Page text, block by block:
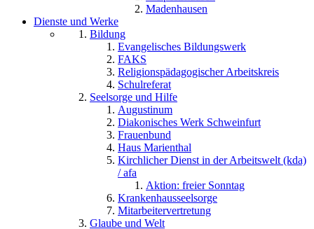
Madenhausen
Dienste und Werke
Bildung
Evangelisches Bildungswerk
FAKS
Religionspädagogischer Arbeitskreis
Schulreferat
Seelsorge und Hilfe
Augustinum
Diakonisches Werk Schweinfurt
Frauenbund
Haus Marienthal
Kirchlicher Dienst in der Arbeitswelt (kda)
/ afa
Aktion: freier Sonntag
Krankenhausseelsorge
Mitarbeitervertretung
Glaube und Welt